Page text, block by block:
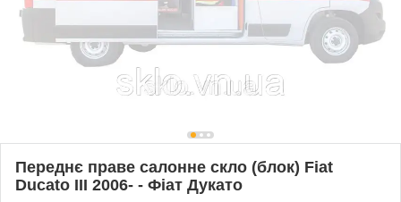
Переднє праве салонне скло (блок) Fiat
Ducato III 2006- - Фіат Дукато